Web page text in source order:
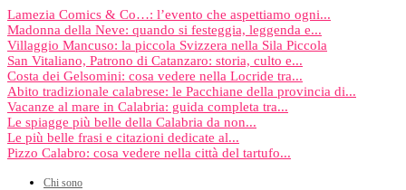
Lamezia Comics & Co…: l’evento che aspettiamo ogni...
Madonna della Neve: quando si festeggia, leggenda e...
Villaggio Mancuso: la piccola Svizzera nella Sila Piccola
San Vitaliano, Patrono di Catanzaro: storia, culto e...
Costa dei Gelsomini: cosa vedere nella Locride tra...
Abito tradizionale calabrese: le Pacchiane della provincia di...
Vacanze al mare in Calabria: guida completa tra...
Le spiagge più belle della Calabria da non...
Le più belle frasi e citazioni dedicate al...
Pizzo Calabro: cosa vedere nella città del tartufo...
Chi sono